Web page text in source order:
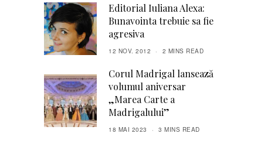
Editorial Iuliana Alexa:
Bunavointa trebuie sa fie
agresiva
12 NOV. 2012 2 MINS READ
Corul Madrigal lansează
volumul aniversar
„Marea Carte a
Madrigalului”
18 MAI 2023 3 MINS READ